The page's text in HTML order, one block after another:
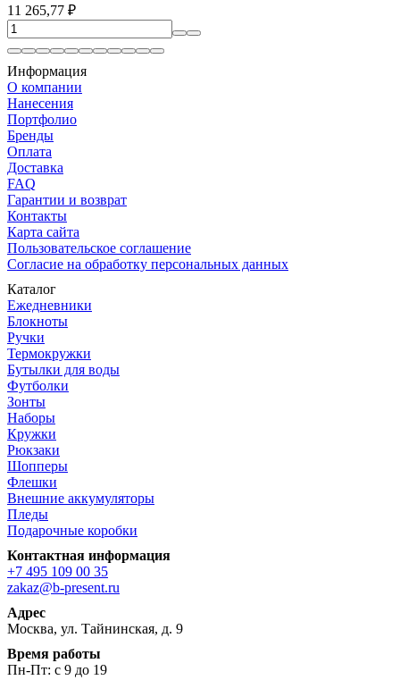
11 265,77 ₽
Информация
О компании
Нанесения
Портфолио
Бренды
Оплата
Доставка
FAQ
Гарантии и возврат
Контакты
Карта сайта
Пользовательское соглашение
Согласие на обработку персональных данных
Каталог
Ежедневники
Блокноты
Ручки
Термокружки
Бутылки для воды
Футболки
Зонты
Наборы
Кружки
Рюкзаки
Шопперы
Флешки
Внешние аккумуляторы
Пледы
Подарочные коробки
Контактная информация
+7 495 109 00 35
zakaz@b-present.ru
Адрес
Москва, ул. Тайнинская, д. 9
Время работы
Пн-Пт: с 9 до 19